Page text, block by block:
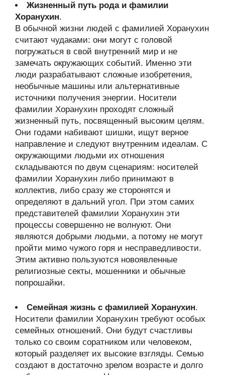
Жизненный путь рода и фамилии
Хоранухин.
В обычной жизни людей с фамилией Хоранухин
считают чудаками: они могут с головой
погружаться в свой внутренний мир и не
замечать окружающих событий. Именно эти
люди разрабатывают сложные изобретения,
необычные машины или альтернативные
источники получения энергии. Носители
фамилии Хоранухин проходят сложный
жизненный путь, посвященный высоким целям.
Они годами набивают шишки, ищут верное
направление и следуют внутренним идеалам. С
окружающими людьми их отношения
складываются по двум сценариям: носителей
фамилии Хоранухин либо принимают в
коллектив, либо сразу же сторонятся и
определяют в дальний угол. При этом самих
представителей фамилии Хоранухин эти
процессы совершенно не волнуют. Они
являются добрыми людьми, а потому не могут
пройти мимо чужого горя и несправедливости.
Этим активно пользуются новоявленные
религиозные секты, мошенники и обычные
попрошайки.
Семейная жизнь с фамилией Хоранухин.
Носители фамилии Хоранухин требуют особых
семейных отношений. Они будут счастливы
только со своим соратником или человеком,
который разделяет их высокие взгляды. Семью
создают в достаточно зрелом возрасте и долго